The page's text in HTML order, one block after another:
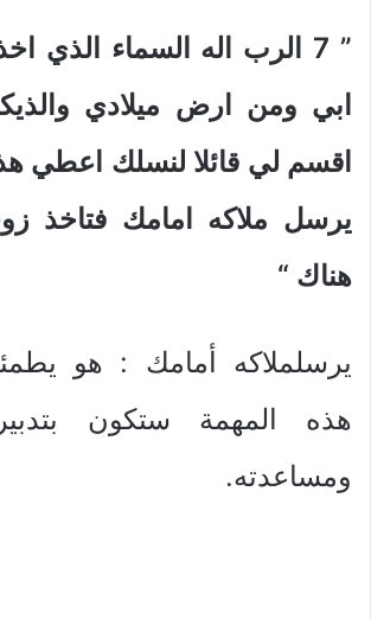
” 7
الرب اله السماء الذي
ابي ومن ارض ميلادي
اقسم لي قائلا لنسلك اعطي
يرسل ملاكه امامك فتاخذ
هناك “
يرسلملاكه أمامك : هو
هذه المهمة ستكون
ومساعدته.